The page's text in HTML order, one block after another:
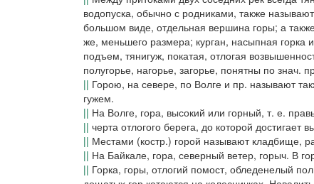
водопуска, обычно с родниками, также
большом виде, отдельная вершина горы; а
же, меньшего размера; курган, насыпная горка
подъем, тянигуж, покатая, отлогая
полугорье, нагорье, загорье, понятны по знач.
|| Горою, на севере, по Волге и пр. называют
гужем.
|| На Волге, гора, высокий или горный, т. е.
|| черта отлогого берега, до которой достигает
|| Местами (костр.) горой называют кладбище,
|| На Байкале, гора, северный ветер, горыч. В
|| Горка, горы, отлогий помост, обледенелый